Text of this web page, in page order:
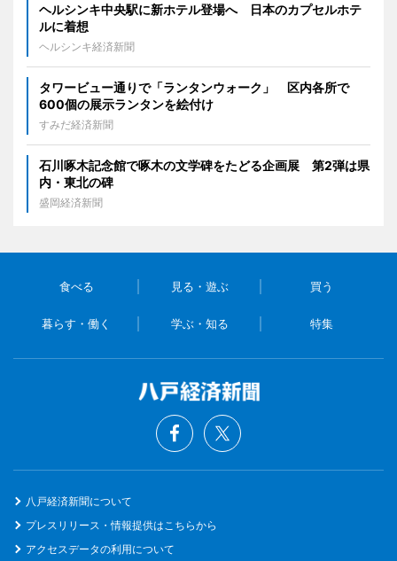
ヘルシンキ中央駅に新ホテル登場へ 日本のカプセルホテ
ルに着想
ヘルシンキ経済新聞
タワービュー通りで「ランタンウォーク」 区内各所で
600個の展示ランタンを絵付け
すみだ経済新聞
石川啄木記念館で啄木の文学碑をたどる企画展 第2弾は県
内・東北の碑
盛岡経済新聞
食べる 見る・遊ぶ 買う
暮らす・働く 学ぶ・知る 特集
八戸経済新聞について
プレスリリース・情報提供はこちらから
アクセスデータの利用について